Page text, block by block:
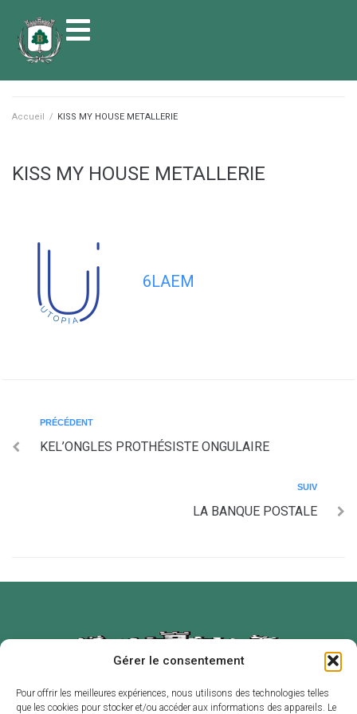
Gérer le consentement
Pour offrir les meilleures expériences, nous utilisons des technologies telles
que les cookies pour stocker et/ou accéder aux informations des appareils. Le
principal
Accueil / KISS MY HOUSE METALLERIE
KISS MY HOUSE METALLERIE
6LAEM
PRÉCÉDENT
KEL’ONGLES PROTHÉSISTE ONGULAIRE
SUIV
LA BANQUE POSTALE